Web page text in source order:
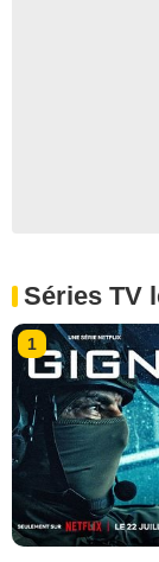
Séries TV
1